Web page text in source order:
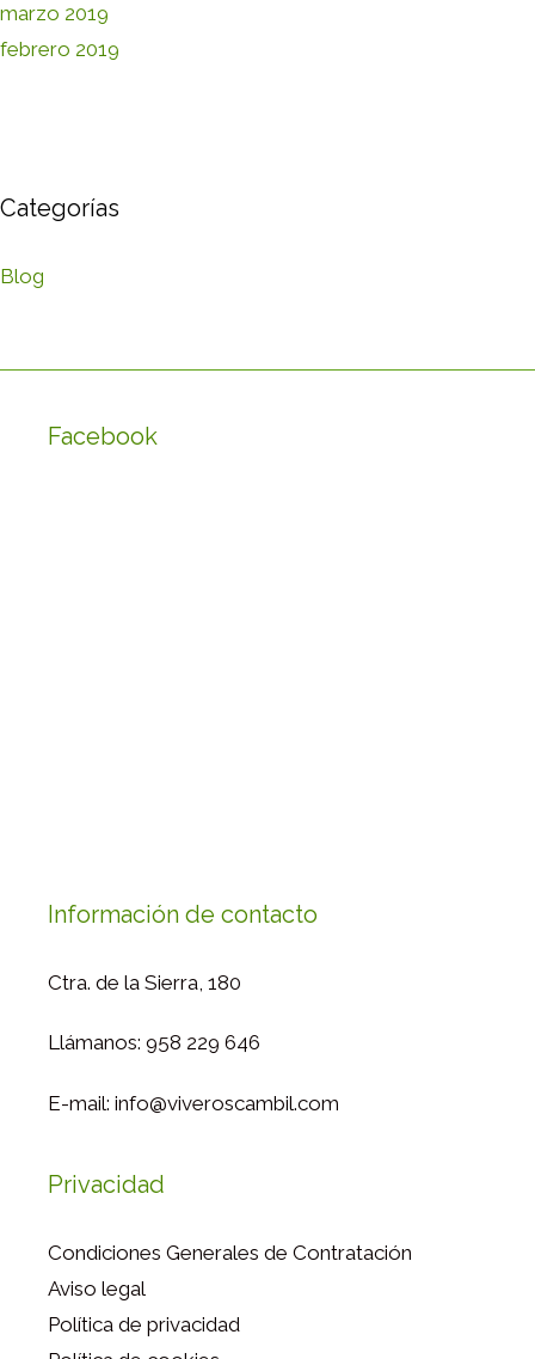
marzo 2019
febrero 2019
Categorías
Blog
Facebook
Información de contacto
Ctra. de la Sierra, 180
Llámanos: 958 229 646
E-mail: info@viveroscambil.com
Privacidad
Condiciones Generales de Contratación
Aviso legal
Política de privacidad